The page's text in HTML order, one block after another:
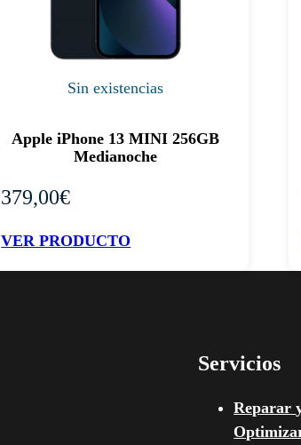
Sin existencias
Apple iPhone 13 MINI 256GB
Medianoche
379,00€
VER PRODUCTO
Servicios
Reparar